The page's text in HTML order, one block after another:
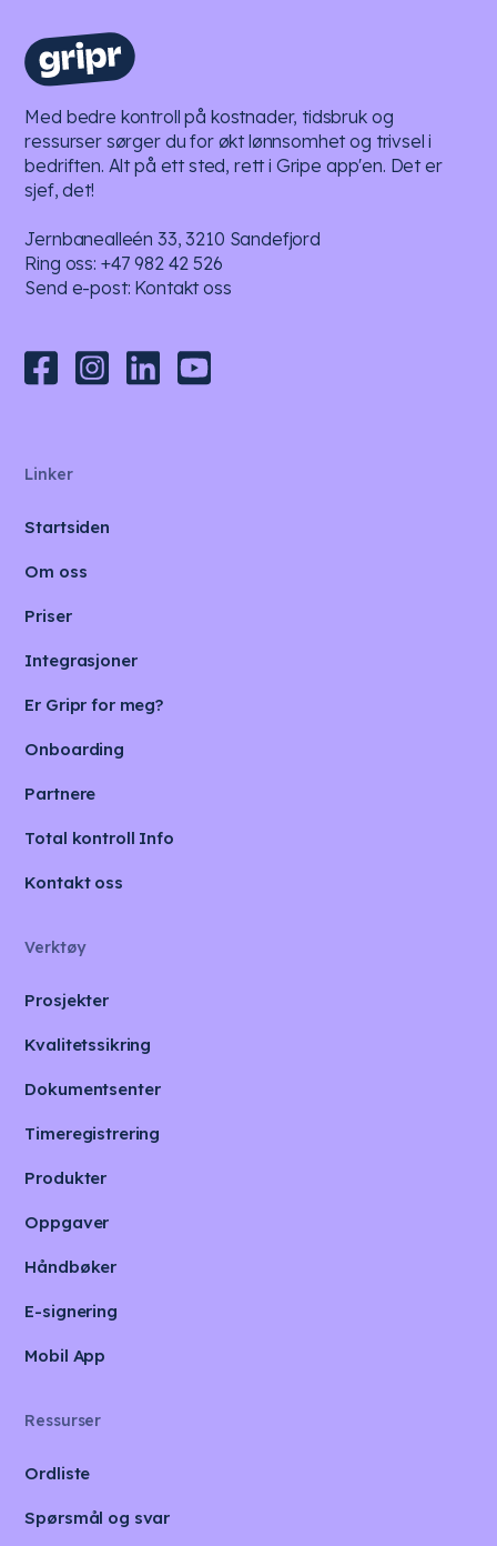
Med bedre kontroll på kostnader, tidsbruk og
ressurser sørger du for økt lønnsomhet og trivsel i
bedriften. Alt på ett sted, rett i Gripe app'en. Det er
sjef, det!
Jernbanealleén 33, 3210 Sandefjord
Ring oss: +47 982 42 526
Send e-post: Kontakt oss
Linker
Startsiden
Om oss
Priser
Integrasjoner
Er Gripr for meg?
Onboarding
Partnere
Total kontroll Info
Kontakt oss
Verktøy
Prosjekter
Kvalitetssikring
Dokumentsenter
Timeregistrering
Produkter
Oppgaver
Håndbøker
E-signering
Mobil App
Ressurser
Ordliste
Spørsmål og svar